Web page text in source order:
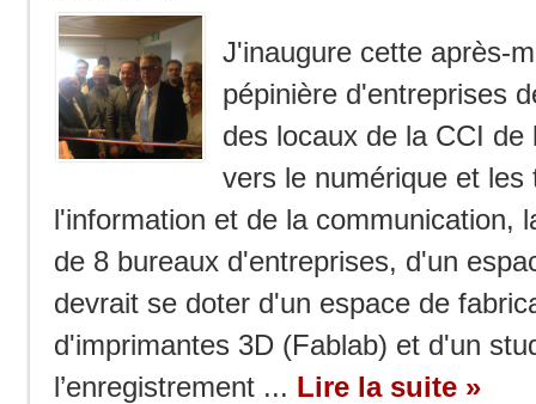
J'inaugure cette après-
pépinière d'entreprises
des locaux de la CCI
vers le ‪numérique et les
l'information et de la communication,
de 8 bureaux d'entreprises, d'un
devrait se doter d'un espace de
d'imprimantes 3D (Fablab) et d'un
l’enregistrement ... Lire la suite »